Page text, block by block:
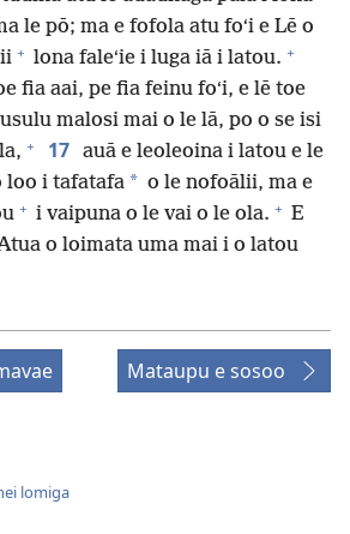
le pō; ma e fofola atu foʻi e Lē o
+ lona faleʻie i luga iā i latou. +
fia aai, pe fia feinu foʻi, e lē toe
malosi mai o le lā, po o se isi
+ 17 auā e leoleoina i latou e le
loo i tafatafa * o le nofoālii, ma e
+ i vaipuna o le vai o le ola. + E
o loimata uma mai i o latou
Mataupu e sosoo
lomiga